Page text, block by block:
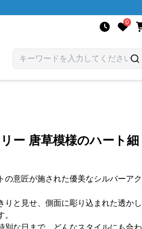
0
ー 唐草模様のハート細
の意匠が施された優美なシルバーアク
りと見せ、側面に彫り込まれた透かし
別な日まで、どんなスタイルにも合わ